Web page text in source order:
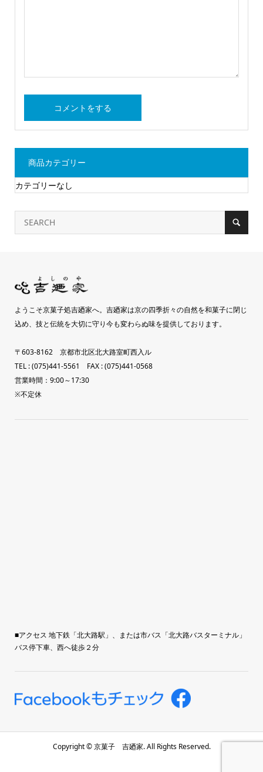
商品カテゴリー
カテゴリーなし
ようこそ京菓子処吉廼家へ。吉廼家は京の四季折々の自然を和菓子に閉じ
込め、技と伝統を大切に守り今も変わらぬ味を提供しております。
〒603-8162 京都市北区北大路室町西入ル
TEL : (075)441-5561 FAX : (075)441-0568
営業時間：9:00～17:30
※不定休
■アクセス 地下鉄「北大路駅」、または市バス「北大路バスターミナル」
バス停下車、西へ徒歩２分
Copyright ©京菓子 吉廼家. All Rights Reserved.